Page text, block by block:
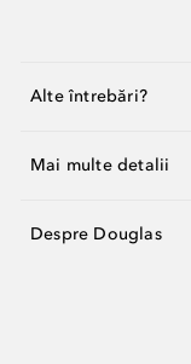
Alte întrebări?
Mai multe detalii
Despre Douglas